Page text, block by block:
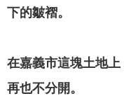
English
訊
安
全
下的皺褶。
在嘉義市這塊土地
再也不分開。